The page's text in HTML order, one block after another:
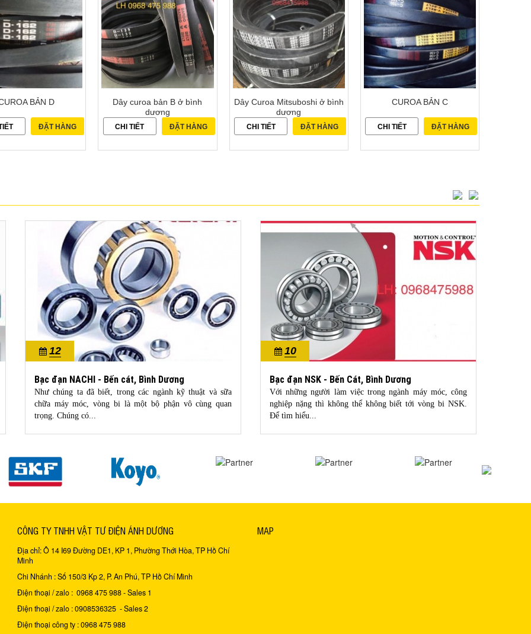
BẢN D
ĐẶT HÀNG
Dây curoa bản B ở bình
dương
CHI TIẾT ĐẶT HÀNG
Dây Curoa Mitsuboshi ở bình
dương
CHI TIẾT ĐẶT HÀNG
CUROA BẢN C
CHI TIẾT ĐẶT HÀNG
12
10/2022
Bạc đạn NACHI - Bến cát, Bình Dương
Như chúng ta đã biết, trong các ngành kỹ thuật và sữa
chữa máy móc, vòng bi là một bộ phận vô cùng quan
trọng. Chúng có...
10
10/2022
Bạc đạn NSK - Bến Cát, Bình Dương
Với những người làm việc trong ngành máy móc, công
nghiệp nặng thì không thể không biết tới vòng bi NSK.
Để tìm hiểu...
CÔNG TY TNHH VẬT TƯ ĐIỆN ÁNH DƯƠNG
Địa chỉ: Ô 14 I69 Đường DE1, KP 1, Phường Thới Hòa, TP Hồ Chí
Minh
Chi Nhánh : Số 150/3 Kp 2, P. An Phú, TP Hồ Chí Minh
Điện thoại / zalo : 0968 475 988 - Sales 1
Điện thoại / zalo : 0908536325 - Sales 2
Điện thoại công ty : 0968 475 988
MAP